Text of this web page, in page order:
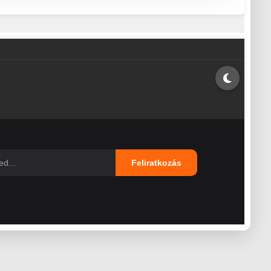
Feliratkozás